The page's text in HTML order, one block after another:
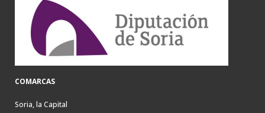
COMARCAS
Soria, la Capital